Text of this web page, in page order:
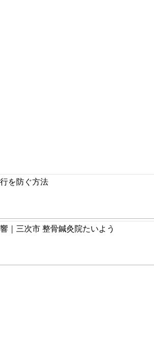
を防ぐ方法
｜三次市 整骨鍼灸院たいよう